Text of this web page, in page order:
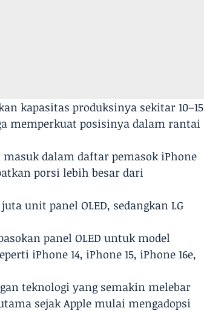
kapasitas produksinya sekitar 10–15
memperkuat posisinya dalam rantai
dalam daftar pemasok iPhone
porsi lebih besar dari
unit panel OLED, sedangkan LG
panel OLED untuk model
iPhone 14, iPhone 15, iPhone 16e,
teknologi yang semakin melebar
sejak Apple mulai mengadopsi